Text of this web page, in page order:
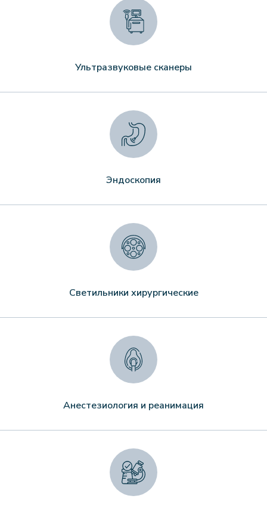
Ультразвуковые сканеры
Эндоскопия
Светильники хирургические
Анестезиология и реанимация